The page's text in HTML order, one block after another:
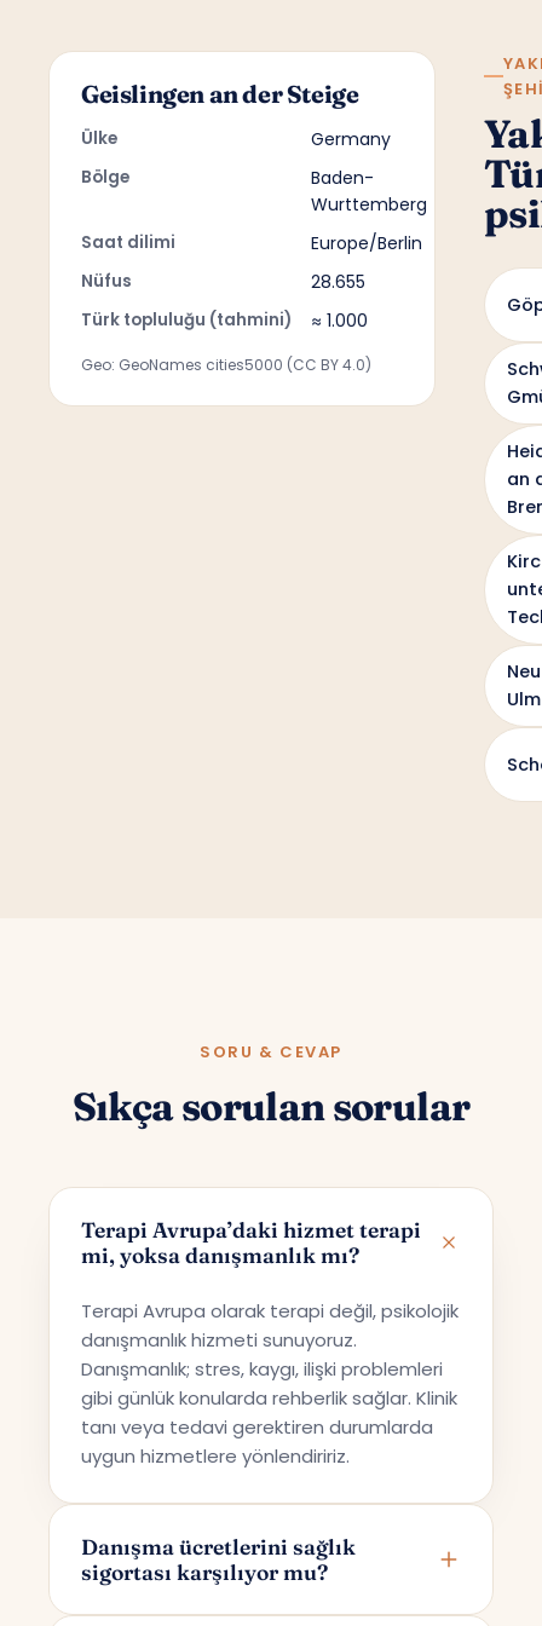
Geislingen an der Steige
Ülke Germany
Bölge
Baden-
Wurttemberg
Saat dilimi Europe/Berlin
Nüfus 28.655
Türk topluluğu (tahmini) ≈ 1.000
Geo: GeoNames cities5000 (CC BY 4.0)
an
Ulm
SORU & CEVAP
Sıkça sorulan sorular
Terapi Avrupa’daki hizmet terapi
mi, yoksa danışmanlık mı?
Terapi Avrupa olarak terapi değil, psikolojik
danışmanlık hizmeti sunuyoruz.
Danışmanlık; stres, kaygı, ilişki problemleri
gibi günlük konularda rehberlik sağlar. Klinik
tanı veya tedavi gerektiren durumlarda
uygun hizmetlere yönlendiririz.
Danışma ücretlerini sağlık
sigortası karşılıyor mu?